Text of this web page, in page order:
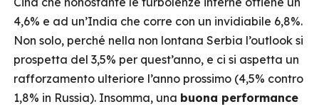
4,6% e ad un’India che corre con un invidiabile 6,8%.
Non solo, perché nella non lontana Serbia l’outlook si
prospetta del 3,5% per quest’anno, e ci si aspetta un
rafforzamento ulteriore l’anno prossimo (4,5% contro
1,8% in Russia). Insomma, una buona performance